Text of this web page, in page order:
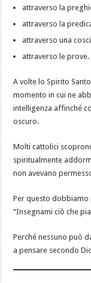
attraverso la
attraverso la
attraverso una
attraverso le prove.
A volte lo Spirito
momento in cui ne
intelligenza affinché
oscuro.
Molti cattolici
spiritualmente
non avevano
Per questo dobbiamo
“Insegnami ciò che
Perché nessuno può
a pensare secondo